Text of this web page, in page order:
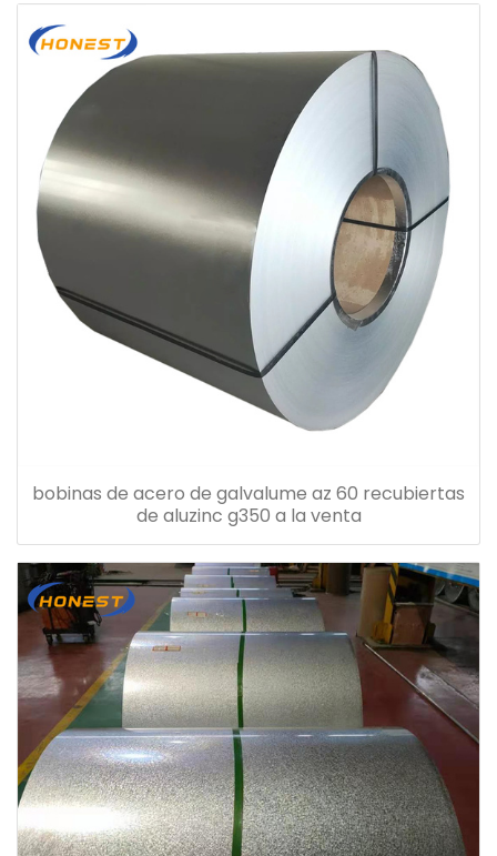
bobinas de acero de galvalume az 60 recubiertas
de aluzinc g350 a la venta